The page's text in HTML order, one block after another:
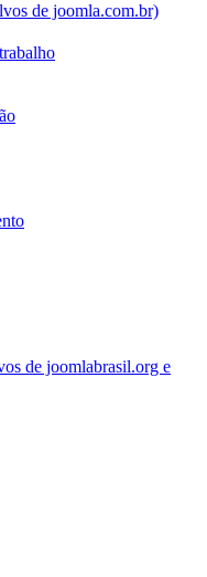
de joomla.com.br)
de joomlabrasil.org e